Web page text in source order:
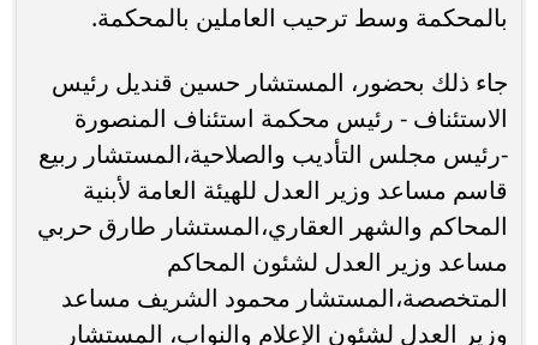
بالمحكمة وسط ترحيب العاملين بالمحكمة.
جاء ذلك بحضور، المستشار حسين قنديل رئيس
الاستئناف - رئيس محكمة استئناف المنصورة
-رئيس مجلس التأديب والصلاحية،المستشار ربيع
قاسم مساعد وزير العدل للهيئة العامة لأبنية
المحاكم والشهر العقاري،المستشار طارق حربي
مساعد وزير العدل لشئون المحاكم
المتخصصة،المستشار محمود الشريف مساعد
وزير العدل لشئون الإعلام والنواب، المستشار